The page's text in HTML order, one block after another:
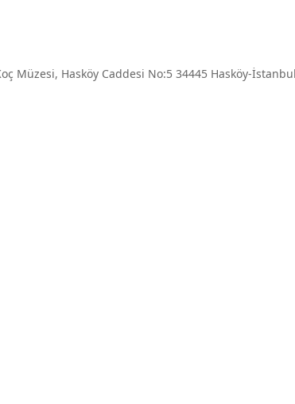
Müzesi, Hasköy Caddesi No:5 34445 Hasköy-